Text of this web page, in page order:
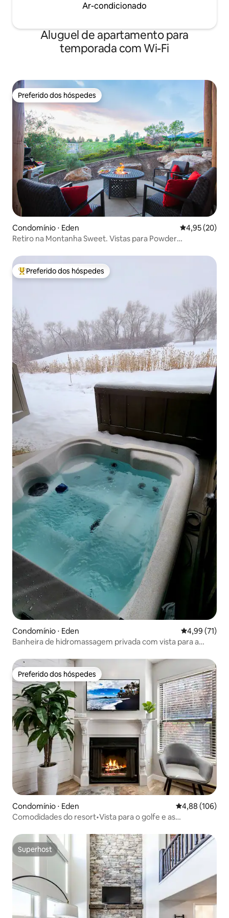
Ar-condicionado
Aluguel de apartamento para
temporada com Wi-Fi
Preferido dos hóspedes
Preferido dos hóspedes
Condomínio ⋅ Eden 4,95 de uma
4,95 (20)
Retiro na Montanha Sweet. Vistas para Powder
Entre os melhores preferidos dos hóspedes
Preferido dos hóspedes
Condomínio ⋅ Eden 4,99 de uma
4,99 (71)
Banheira de hidromassagem privada com vista para a
Preferido dos hóspedes
Preferido dos hóspedes
Condomínio ⋅ Eden 4,88 de uma
4,88 (106)
Comodidades do resort•Vista para o golfe e as
Superhost
Superhost